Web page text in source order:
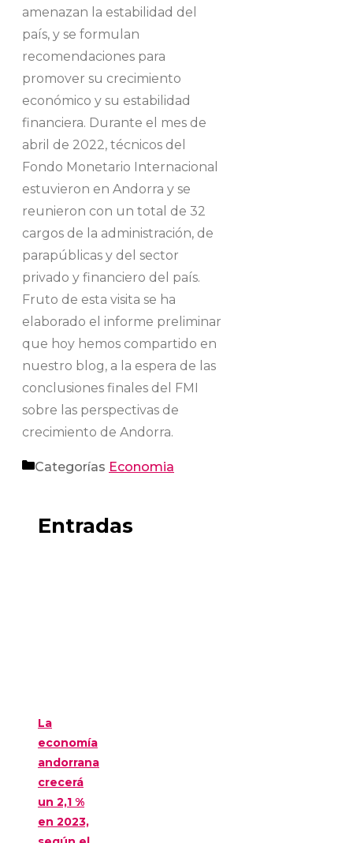
amenazan la estabilidad del
país, y se formulan
recomendaciones para
promover su crecimiento
económico y su estabilidad
financiera. Durante el mes de
abril de 2022, técnicos del
Fondo Monetario Internacional
estuvieron en Andorra y se
reunieron con un total de 32
cargos de la administración, de
parapúblicas y del sector
privado y financiero del país.
Fruto de esta visita se ha
elaborado el informe preliminar
que hoy hemos compartido en
nuestro blog, a la espera de las
conclusiones finales del FMI
sobre las perspectivas de
crecimiento de Andorra.
Categorías Economia
Entradas
La
economía
andorrana
crecerá
un 2,1 %
en 2023,